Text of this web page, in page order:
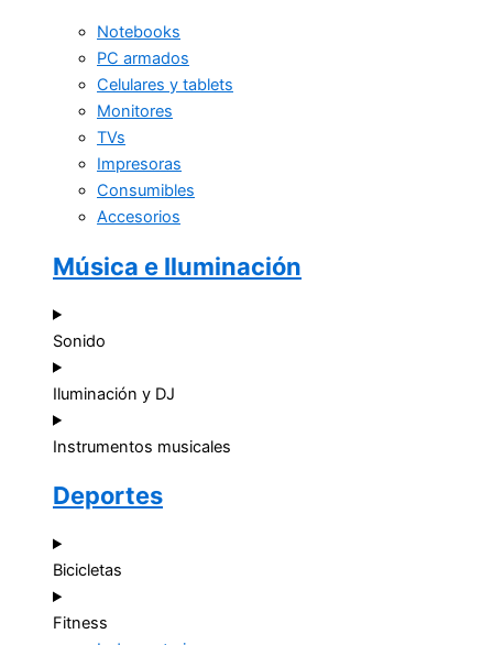
Notebooks
PC armados
Celulares y tablets
Monitores
TVs
Impresoras
Consumibles
Accesorios
Música e Iluminación
Sonido
Iluminación y DJ
Instrumentos musicales
Deportes
Bicicletas
Fitness